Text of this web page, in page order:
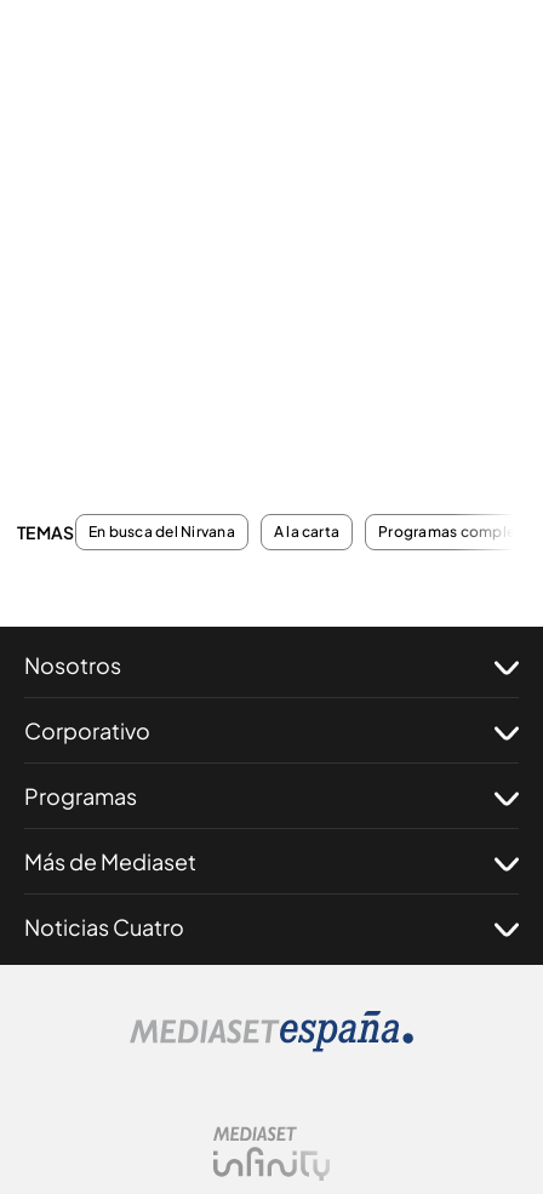
TEMAS En busca del Nirvana A la carta Programas completos
Nosotros
Corporativo
Programas
Más de Mediaset
Noticias Cuatro